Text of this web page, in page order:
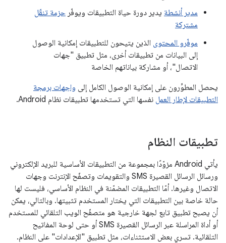
مدير أنشطة يدير دورة حياة التطبيقات ويوفّر حزمة تنقّل
مشتركة
موفّرو المحتوى الذين يتيحون للتطبيقات إمكانية الوصول
إلى البيانات من تطبيقات أخرى، مثل تطبيق "جهات
الاتصال"، أو مشاركة بياناتهم الخاصة
يحصل المطوِّرون على إمكانية الوصول الكامل إلى واجهات برمجة
التطبيقات لإطار العمل نفسها التي تستخدمها تطبيقات نظام Android.
تطبيقات النظام
يأتي Android مزوّدًا بمجموعة من التطبيقات الأساسية للبريد الإلكتروني
ورسائل الرسائل القصيرة SMS والتقويمات وتصفّح الإنترنت وجهات
الاتصال وغيرها. أمّا التطبيقات المضمّنة في النظام الأساسي، فليست لها
حالة خاصة بين التطبيقات التي يختار المستخدم تثبيتها. وبالتالي، يمكن
أن يصبح تطبيق تابع لجهة خارجية هو متصفّح الويب التلقائي للمستخدم
أو أداة المراسلة عبر الرسائل القصيرة SMS أو حتى لوحة المفاتيح
التلقائية. تسري بعض الاستثناءات، مثل تطبيق "الإعدادات" على النظام.